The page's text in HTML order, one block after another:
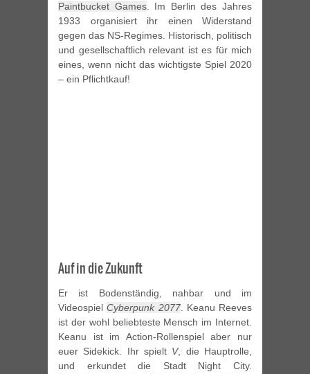
Paintbucket Games. Im Berlin des Jahres
1933 organisiert ihr einen Widerstand
gegen das NS-Regimes. Historisch, politisch
und gesellschaftlich relevant ist es für mich
eines, wenn nicht das wichtigste Spiel 2020
– ein Pflichtkauf!
Auf in die Zukunft
Er ist Bodenständig, nahbar und im
VideospielCyberpunk 2077. Keanu Reeves
ist der wohl beliebteste Mensch im Internet.
Keanu ist im Action-Rollenspiel aber nur
euer Sidekick. Ihr spielt V, die Hauptrolle,
und erkundet die Stadt Night City.